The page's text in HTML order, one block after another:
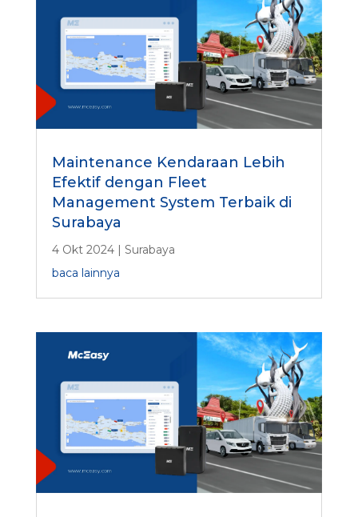
Maintenance Kendaraan Lebih
Efektif dengan Fleet
Management System Terbaik di
Surabaya
4 Okt 2024| Surabaya
baca lainnya